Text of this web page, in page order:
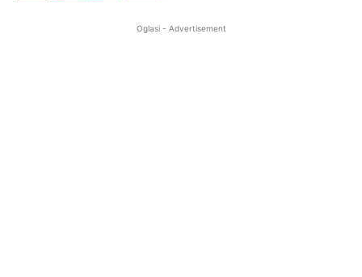
Oglasi - Advertisement